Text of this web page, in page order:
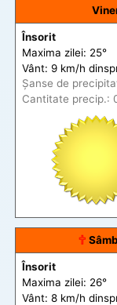
Însorit
Maxima zilei: 25°
Vânt: 9 km/h din
Șanse de precip
Cantitate precip.:
🕆
Însorit
Maxima zilei: 26°
Vânt: 8 km/h din